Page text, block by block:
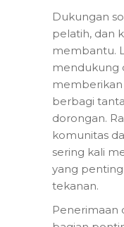
Dukungan
pelatih, dan
membantu.
mendukung
berbagi
dorongan.
komunitas
sering kali
yang
tekanan.
Penerimaan